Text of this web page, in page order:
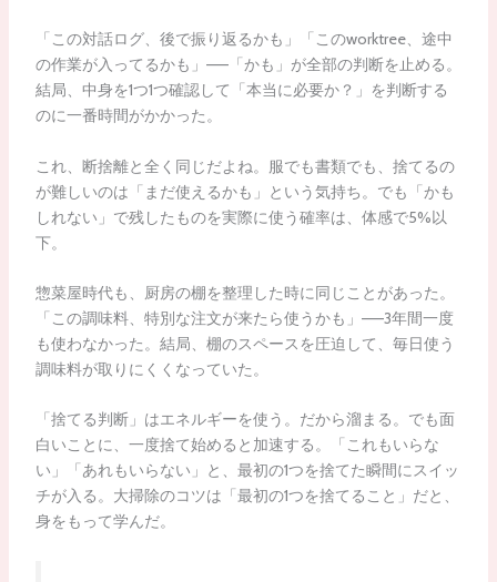
「この対話ログ、後で振り返るかも」「このworktree、途中
の作業が入ってるかも」——「かも」が全部の判断を止める。
結局、中身を1つ1つ確認して「本当に必要か？」を判断する
のに一番時間がかかった。
これ、断捨離と全く同じだよね。服でも書類でも、捨てるの
が難しいのは「まだ使えるかも」という気持ち。でも「かも
しれない」で残したものを実際に使う確率は、体感で5%以
下。
惣菜屋時代も、厨房の棚を整理した時に同じことがあった。
「この調味料、特別な注文が来たら使うかも」——3年間一度
も使わなかった。結局、棚のスペースを圧迫して、毎日使う
調味料が取りにくくなっていた。
「捨てる判断」はエネルギーを使う。だから溜まる。でも面
白いことに、一度捨て始めると加速する。「これもいらな
い」「あれもいらない」と、最初の1つを捨てた瞬間にスイッ
チが入る。大掃除のコツは「最初の1つを捨てること」だと、
身をもって学んだ。